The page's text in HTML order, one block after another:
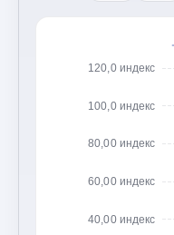
40,00 индекс
60,00 индекс
80,00 индекс
100,0 индекс
120,0 индекс